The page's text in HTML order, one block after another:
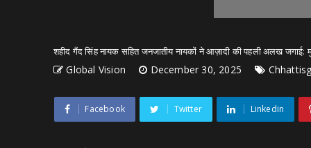
शहीद गैंद सिंह नायक सहित जनजातीय नायकों ने आज़ादी की पहली अलख जगाई:
Global Vision December 30, 2025
Facebook Twitter Linkedin